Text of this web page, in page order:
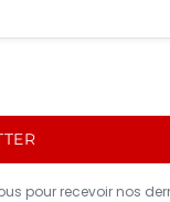
pour recevoir nos